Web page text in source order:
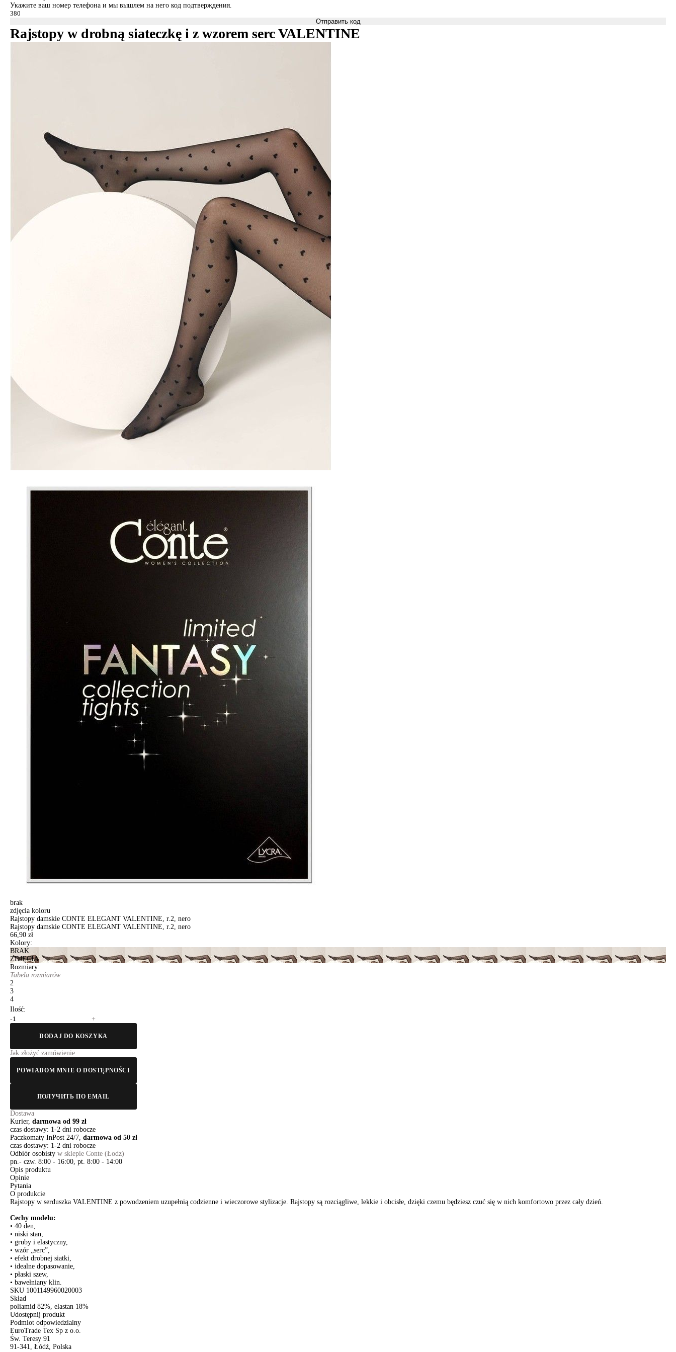
Укажите ваш номер телефона и мы вышлем на него код подтверждения.
Отправить код
Rajstopy w drobną siateczkę i z wzorem serc VALENTINE
brak
zdjęcia koloru
Rajstopy damskie CONTE ELEGANT VALENTINE, r.2, nero
Rajstopy damskie CONTE ELEGANT VALENTINE, r.2, nero
66,90 zł
Kolory:
BRAK
ZDJĘCIA
Rozmiary:
Tabela rozmiarów
2
3
4
Ilość:
-
+
DODAJ DO KOSZYKA
Jak złożyć zamówienie
POWIADOM MNIE O DOSTĘPNOŚCI
ПОЛУЧИТЬ ПО EMAIL
Dostawa
Kurier, darmowa od 99 zł
czas dostawy: 1-2 dni robocze
Paczkomaty InPost 24/7, darmowa od 50 zł
czas dostawy: 1-2 dni robocze
Odbiór osobisty w sklepie Conte (Łodz)
pn.- czw. 8:00 - 16:00, pt. 8:00 - 14:00
Opis produktu
Opinie
Pytania
O produkcie
Rajstopy w serduszka VALENTINE z powodzeniem uzupełnią codzienne i wieczorowe stylizacje. Rajstopy są rozciągliwe, lekkie i obcisłe, dzięki czemu będziesz czuć się w nich komfortowo przez cały dzień.
Cechy modelu:
• 40 den,
• niski stan,
• gruby i elastyczny,
• wzór „serc”,
• efekt drobnej siatki,
• idealne dopasowanie,
• płaski szew,
• bawełniany klin.
SKU 1001149960020003
Skład
poliamid 82%, elastan 18%
Udostępnij produkt
Podmiot odpowiedzialny
EuroTrade Tex Sp z o.o.
Św. Teresy 91
91-341, Łódź, Polska